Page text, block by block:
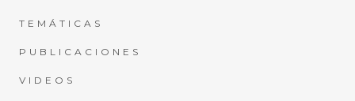
TEMÁTICAS
PUBLICACIONES
VIDEOS